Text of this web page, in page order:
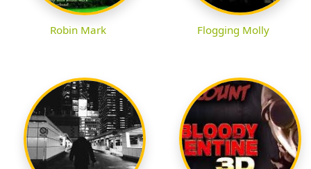
Robin Mark Flogging Molly